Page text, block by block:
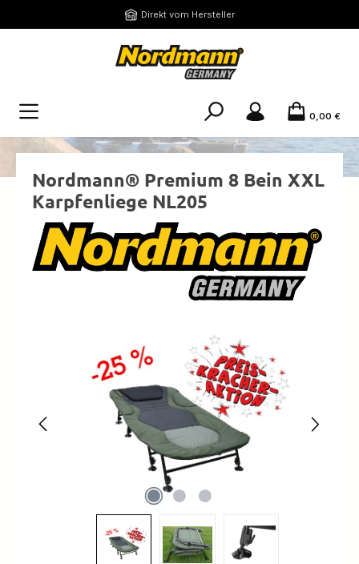
Zum Hauptinhalt springen Direkt vom Hersteller
0,00 €
Nordmann® Premium 8 Bein XXL
Karpfenliege NL205